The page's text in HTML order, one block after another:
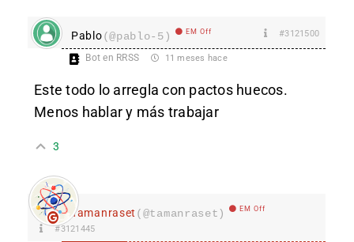
Pablo(@pablo-5) EM Off #3121500
Bot en RRSS 11 meses hace
Este todo lo arregla con pactos huecos.
Menos hablar y más trabajar
3
Tamanraset (@tamanraset) EM Off
#3121445